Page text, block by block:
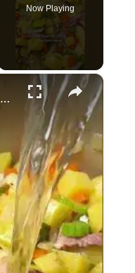
Now Playing
×
Deftige Kartoffelsuppe wie von Oma #shorts